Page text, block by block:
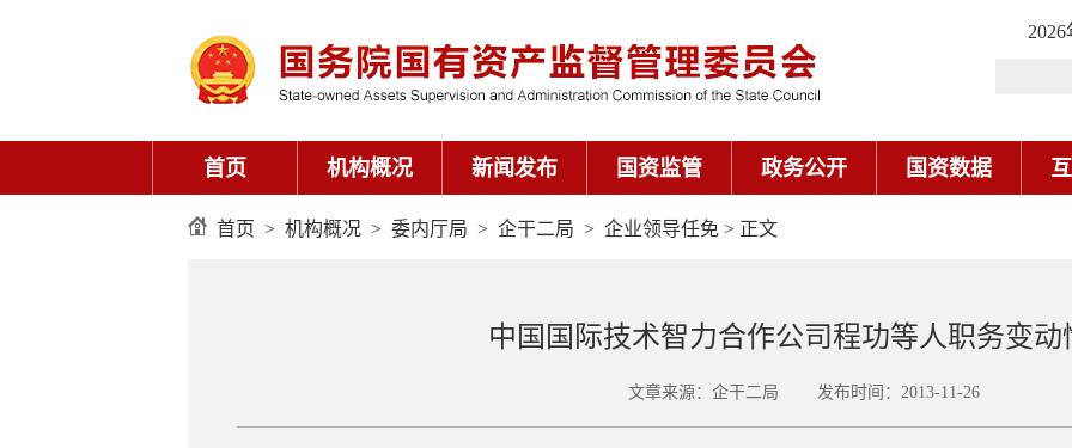
首页 机构概况 新闻发布 国资监管 政务公开 国资数据
首页 > 机构概况 > 委内厅局 > 企干二局 > 企业领导任免 > 正文
中国国际技术智力合作公司程功等人职务变动
文章来源：企干二局 发布时间：2013-11-26